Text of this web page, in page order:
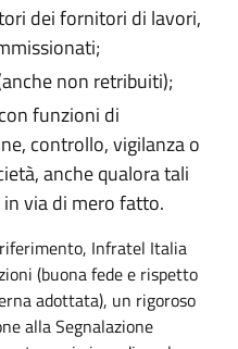
dei fornitori di lavori,
non retribuiti);
funzioni di
controllo, vigilanza o
anche qualora tali
via di mero fatto.
Infratel Italia
(buona fede e rispetto
adottata), un rigoroso
alla Segnalazione